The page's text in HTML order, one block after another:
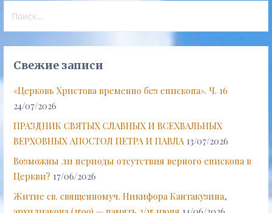
Свежие записи
«Церковь Христова временно без епископа». Ч. 16
24/07/2026
ПРАЗДНИК СВЯТЫХ СЛАВНЫХ И ВСЕХВАЛЬНЫХ
ВЕРХОВНЫХ АПОСТОЛ ПЕТРА И ПАВЛА 13/07/2026
Возможны ли периоды отсутствия верного епископа в
Церкви? 17/06/2026
Житие св. священномуч. Никифора Кантакузина,